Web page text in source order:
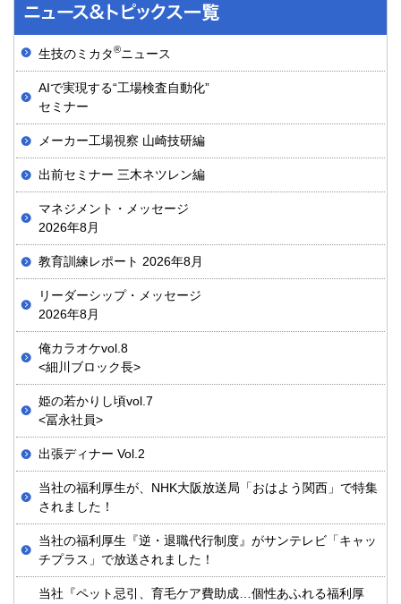
生技のミカタ®ニュース
AIで実現する“工場検査自動化”
セミナー
メーカー工場視察 山崎技研編
出前セミナー 三木ネツレン編
マネジメント・メッセージ
2026年8月
教育訓練レポート 2026年8月
リーダーシップ・メッセージ
2026年8月
俺カラオケvol.8
<細川ブロック長>
姫の若かりし頃vol.7
<冨永社員>
出張ディナー Vol.2
当社の福利厚生が、NHK大阪放送局「おはよう関西」で特集
されました！
当社の福利厚生『逆・退職代行制度』がサンテレビ「キャッ
チプラス」で放送されました！
当社『ペット忌引、育毛ケア費助成…個性あふれる福利厚